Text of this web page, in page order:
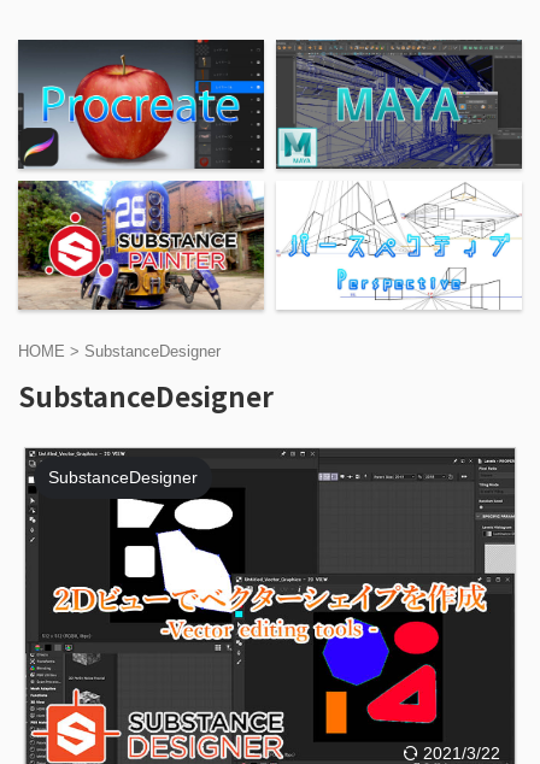
HOME > SubstanceDesigner
SubstanceDesigner
2021/3/22
SubstanceDesigner